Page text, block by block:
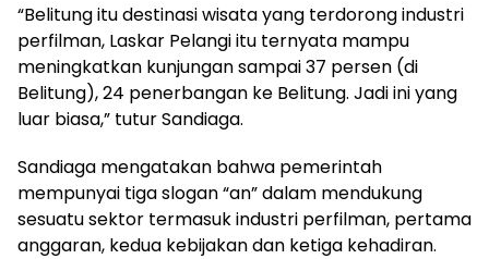
“Belitung itu destinasi wisata yang terdorong industri
perfilman, Laskar Pelangi itu ternyata mampu
meningkatkan kunjungan sampai 37 persen (di
Belitung), 24 penerbangan ke Belitung. Jadi ini yang
luar biasa,” tutur Sandiaga.
Sandiaga mengatakan bahwa pemerintah
mempunyai tiga slogan “an” dalam mendukung
sesuatu sektor termasuk industri perfilman, pertama
anggaran, kedua kebijakan dan ketiga kehadiran.